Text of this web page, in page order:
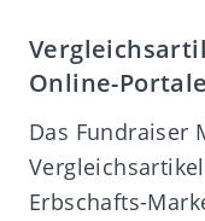
Online-
Das Fundraiser
Erbschafts-